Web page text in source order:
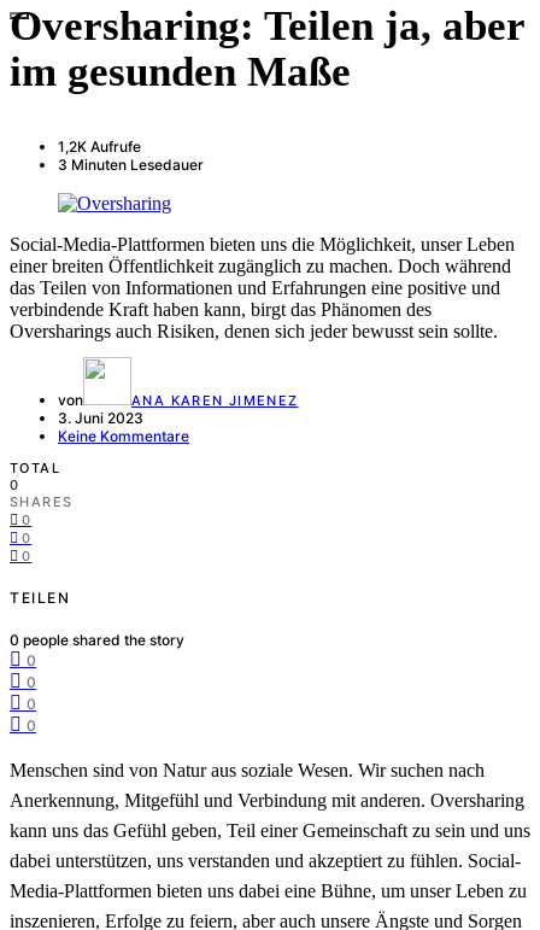
Oversharing: Teilen ja, aber
im gesunden Maße
1,2K Aufrufe
3 Minuten Lesedauer
Social-Media-Plattformen bieten uns die Möglichkeit, unser Leben
einer breiten Öffentlichkeit zugänglich zu machen. Doch während
das Teilen von Informationen und Erfahrungen eine positive und
verbindende Kraft haben kann, birgt das Phänomen des
Oversharings auch Risiken, denen sich jeder bewusst sein sollte.
von ANA KAREN JIMENEZ
3. Juni 2023
Keine Kommentare
TOTAL
0
SHARES
0
0
0
TEILEN
0 people shared the story
0
0
0
0
Menschen sind von Natur aus soziale Wesen. Wir suchen nach
Anerkennung, Mitgefühl und Verbindung mit anderen. Oversharing
kann uns das Gefühl geben, Teil einer Gemeinschaft zu sein und uns
dabei unterstützen, uns verstanden und akzeptiert zu fühlen. Social-
Media-Plattformen bieten uns dabei eine Bühne, um unser Leben zu
inszenieren, Erfolge zu feiern, aber auch unsere Ängste und Sorgen